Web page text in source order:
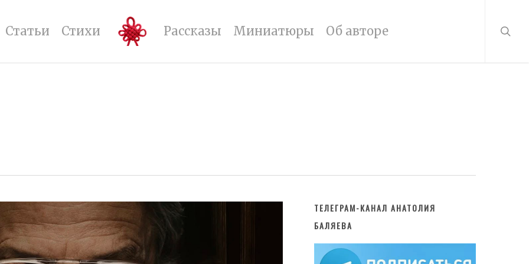
Статьи Стихи Рассказы Миниатюры Об авторе
ТЕЛЕГРАМ-КАНАЛ АНАТОЛИЯ
БАЛЯЕВА